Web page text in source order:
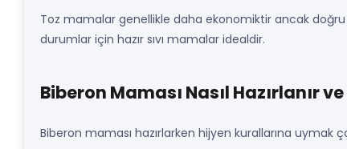
Toz mamalar genellikle daha ekonomiktir ancak doğru
durumlar için hazır sıvı mamalar idealdir.
Biberon Maması Nasıl Hazırlanır
Biberon maması hazırlarken hijyen kurallarına uymak